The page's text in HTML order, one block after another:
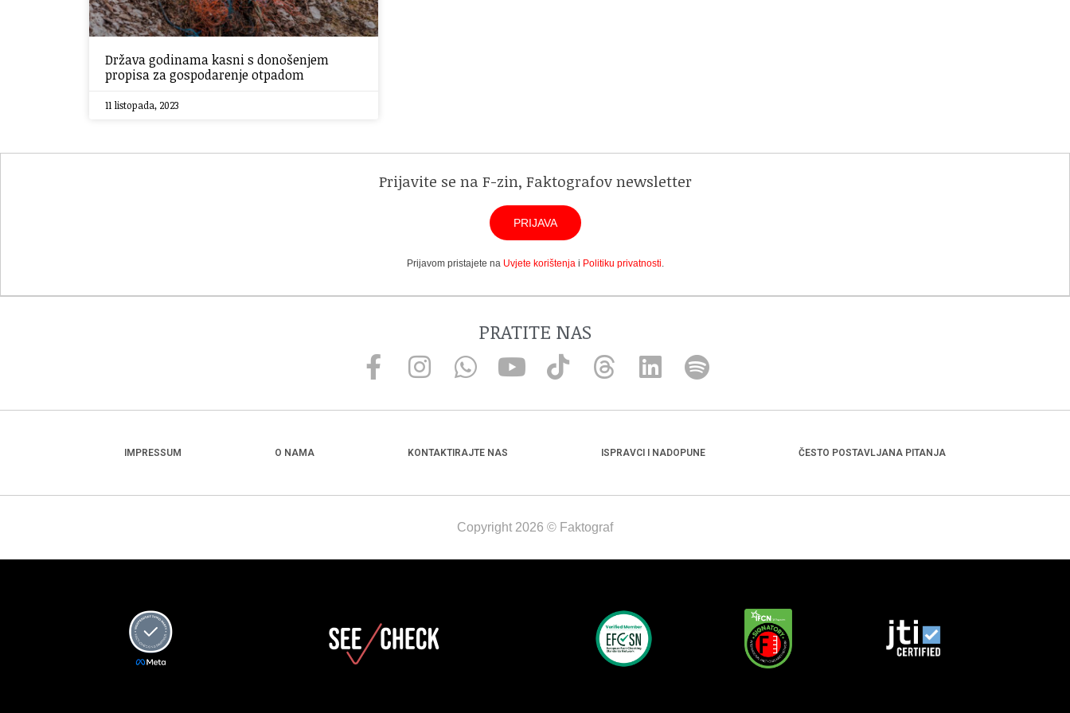
Država godinama kasni s donošenjem
propisa za gospodarenje otpadom
11 listopada, 2023
Prijavite se na F-zin, Faktografov newsletter
PRIJAVA
Prijavom pristajete na Uvjete korištenjai Politiku privatnosti.
PRATITE NAS
IMPRESSUM O NAMA KONTAKTIRAJTE NAS ISPRAVCI I NADOPUNE ČESTO POSTAVLJANA PITANJA
Copyright 2026 © Faktograf